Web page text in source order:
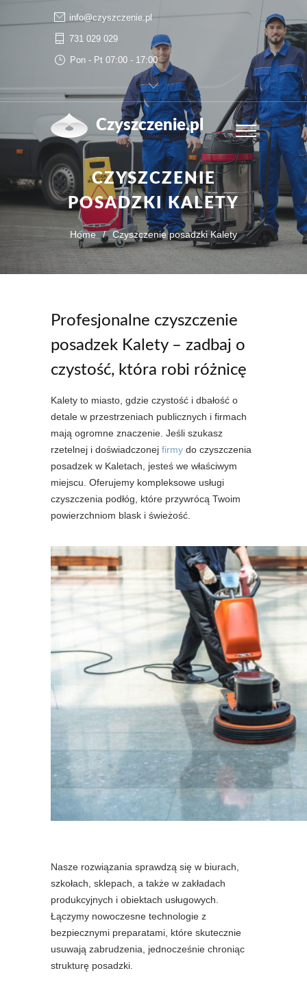
info@czyszczenie.pl
731 029 029
Pon - Pt 07:00 - 17:00
Czyszczenie.pl
CZYSZCZENIE
POSADZKI KALETY
Home / Czyszczenie posadzki Kalety
Profesjonalne czyszczenie
posadzek Kalety – zadbaj o
czystość, która robi różnicę
Kalety to miasto, gdzie czystość i dbałość o
detale w przestrzeniach publicznych i firmach
mają ogromne znaczenie. Jeśli szukasz
rzetelnej i doświadczonej firmy do czyszczenia
posadzek w Kaletach, jesteś we właściwym
miejscu. Oferujemy kompleksowe usługi
czyszczenia podłóg, które przywrócą Twoim
powierzchniom blask i świeżość.
Nasze rozwiązania sprawdzą się w biurach,
szkołach, sklepach, a także w zakładach
produkcyjnych i obiektach usługowych.
Łączymy nowoczesne technologie z
bezpiecznymi preparatami, które skutecznie
usuwają zabrudzenia, jednocześnie chroniąc
strukturę posadzki.